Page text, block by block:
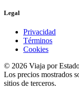
Legal
Privacidad
Términos
Cookies
© 2026 Viaja por
Los precios mostrados
sitios de terceros.